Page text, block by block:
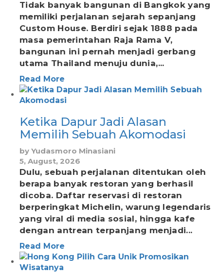
Tidak banyak bangunan di Bangkok yang
memiliki perjalanan sejarah sepanjang
Custom House. Berdiri sejak 1888 pada
masa pemerintahan Raja Rama V,
bangunan ini pernah menjadi gerbang
utama Thailand menuju dunia,...
Read More
Ketika Dapur Jadi Alasan
Memilih Sebuah Akomodasi
by Yudasmoro Minasiani
5, August, 2026
Dulu, sebuah perjalanan ditentukan oleh
berapa banyak restoran yang berhasil
dicoba. Daftar reservasi di restoran
berperingkat Michelin, warung legendaris
yang viral di media sosial, hingga kafe
dengan antrean terpanjang menjadi...
Read More